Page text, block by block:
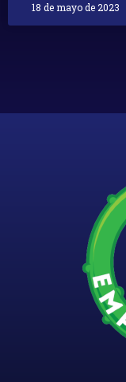
18 de mayo de 2023